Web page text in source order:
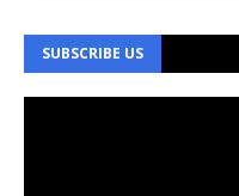
SUBSCRIBE US